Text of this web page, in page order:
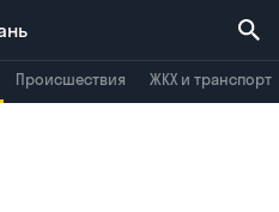
Происшествия ЖКХ и транспорт
Брянск